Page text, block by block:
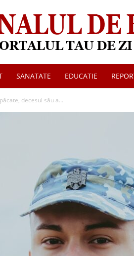
Jurnalul
Buzau
SANATATE EDUCATIE
decesul său a...